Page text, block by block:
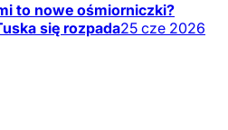
to nowe ośmiorniczki?
się rozpada25 cze 2026